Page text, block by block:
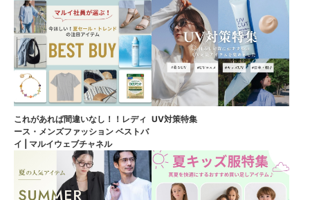
これがあれば間違いなし！！レディ
ース・メンズファッション ベストバ
イ | マルイウェブチャネル
UV対策特集